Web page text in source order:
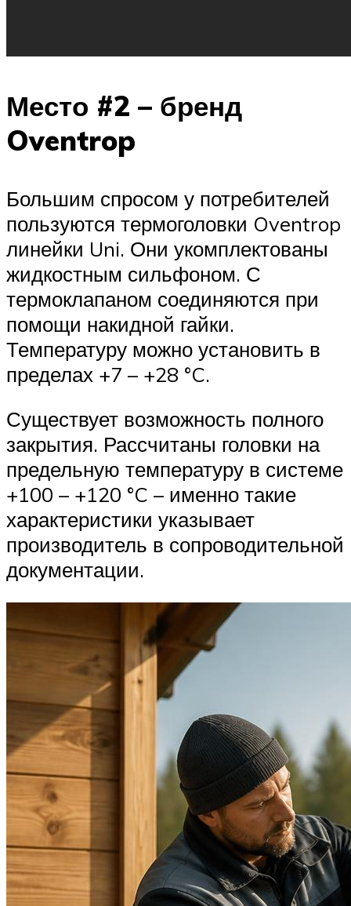
Место #2 – бренд
Oventrop
Большим спросом у потребителей
пользуются термоголовки Oventrop
линейки Uni. Они укомплектованы
жидкостным сильфоном. С
термоклапаном соединяются при
помощи накидной гайки.
Температуру можно установить в
пределах +7 – +28 °C.
Существует возможность полного
закрытия. Рассчитаны головки на
предельную температуру в системе
+100 – +120 °C – именно такие
характеристики указывает
производитель в сопроводительной
документации.